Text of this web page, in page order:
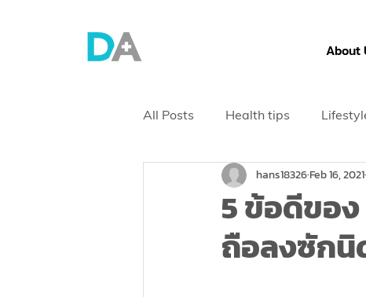
About
All Posts Health tips
Health Screening
5 ข้อดีขอ
ถือลงซักนิ
hans18326Feb 16, 2021